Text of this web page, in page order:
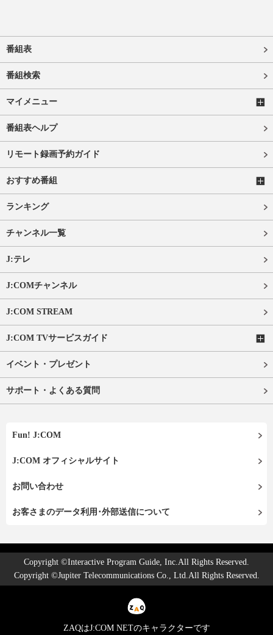
番組表
番組検索
マイメニュー
番組表ヘルプ
リモート録画予約ガイド
おすすめ番組
ランキング
チャンネル一覧
J:テレ
J:COMチャンネル
J:COM STREAM
J:COM TVサービスガイド
イベント・プレゼント
サポート・よくある質問
Fun! J:COM
J:COM オフィシャルサイト
お問い合わせ
お客さまのデータ利用･外部送信について
Copyright ©Interactive Program Guide, Inc.All Rights Reserved.
Copyright ©Jupiter Telecommunications Co., Ltd.All Rights Reserved.
ZAQはJ:COM NETのキャラクターです